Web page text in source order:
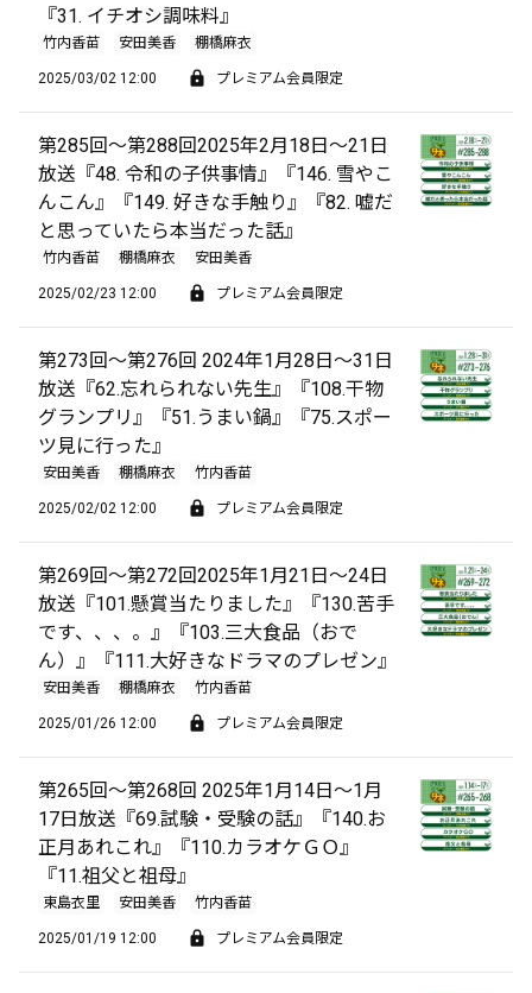
『31. イチオシ調味料』
竹内香苗 安田美香 棚橋麻衣
2025/03/02 12:00 プレミアム会員限定
第285回～第288回2025年2月18日～21日
放送『48. 令和の子供事情』『146. 雪やこ
んこん』『149. 好きな手触り』『82. 嘘だ
と思っていたら本当だった話』
竹内香苗 棚橋麻衣 安田美香
2025/02/23 12:00 プレミアム会員限定
第273回～第276回 2024年1月28日～31日
放送『62.忘れられない先生』『108.干物
グランプリ』『51.うまい鍋』『75.スポー
ツ見に行った』
安田美香 棚橋麻衣 竹内香苗
2025/02/02 12:00 プレミアム会員限定
第269回～第272回2025年1月21日～24日
放送『101.懸賞当たりました』『130.苦手
です、、、。』『103.三大食品（おで
ん）』『111.大好きなドラマのプレゼン』
安田美香 棚橋麻衣 竹内香苗
2025/01/26 12:00 プレミアム会員限定
第265回～第268回 2025年1月14日～1月
17日放送『69.試験・受験の話』『140.お
正月あれこれ』『110.カラオケＧＯ』
『11.祖父と祖母』
東島衣里 安田美香 竹内香苗
2025/01/19 12:00 プレミアム会員限定